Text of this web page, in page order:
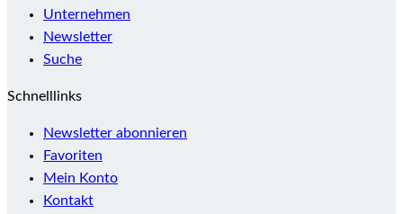
Unternehmen
Newsletter
Suche
Schnelllinks
Newsletter abonnieren
Favoriten
Mein Konto
Kontakt